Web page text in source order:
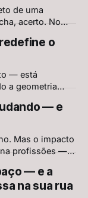
de uma
acerto. No
por quê — eo
— está
a geometria
— e
Mas o impacto
profissões —
— e a
na sua rua